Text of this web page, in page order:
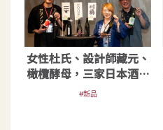
女性杜氏、設計師藏元、
橄欖酵母，三家日本酒造
突破傳統地酒印象
#新品